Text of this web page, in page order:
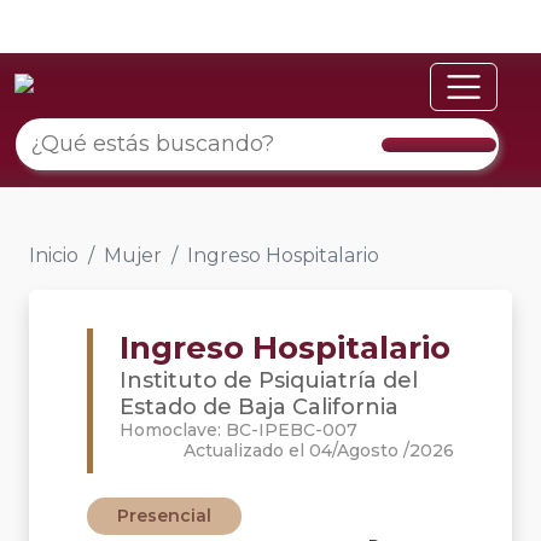
Inicio Mujer Ingreso Hospitalario
Ingreso Hospitalario
Instituto de Psiquiatría del
Estado de Baja California
Homoclave: BC-IPEBC-007
Actualizado el 04/Agosto /2026
Presencial